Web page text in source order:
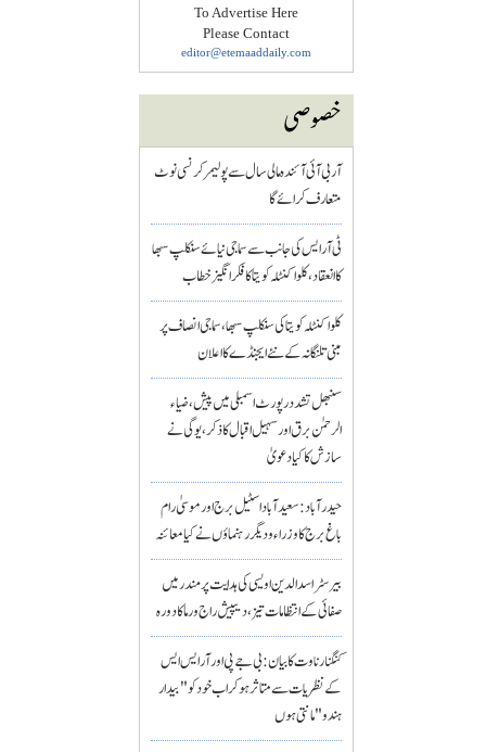
To Advertise Here
Please Contact
editor@etemaaddaily.com
خصوصی
آر بی آئی آئندہ مالی سال سے پولیمر کرنسی نوٹ
متعارف کرائے گا
ٹی آر ایس کی جانب سے سماجی نیائے سنکلپ سبھا
کا انعقاد، کلواکنٹلہ کویتا کا فکر انگیز خطاب
کلواکنٹلہ کویتا کی سنکلپ سبھا، سماجی انصاف پر
مبنی تلنگانہ کے نئے ایجنڈے کا اعلان
سنبھل تشدد رپورٹ اسمبلی میں پیش، ضیاء
الرحمٰن برق اور سہیل اقبال کا ذکر، یوگی نے
سازش کا کیا دعویٰ
حیدرآباد: سعیدآباد اسٹیل برج اور موسیٰ رام
باغ برج کا وزراء و دیگر رہنماؤں نے کیا معائنہ
بیرسٹر اسدالدین اویسی کی ہدایت پر مندر میں
صفائی کے انتظامات تیز، دیپیش راج ورما کا دورہ
کنگنا رناوت کا بیان: بی جے پی اور آر ایس ایس
کے نظریات سے متاثر ہو کر اب خود کو "بیدار
ہندو" مانتی ہوں